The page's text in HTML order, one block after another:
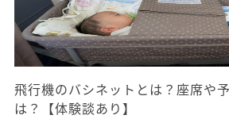
飛行機のバシネットとは？座席や
は？【体験談あり】